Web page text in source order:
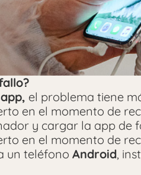
el problema tiene
en el momento de
y cargar la app de
en el momento de
un teléfono Android,